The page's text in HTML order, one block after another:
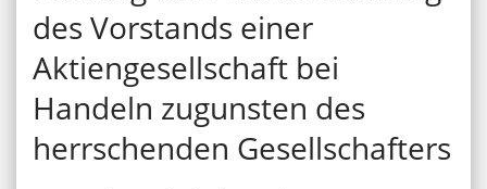
des Vorstands einer
Aktiengesellschaft bei
Handeln zugunsten des
herrschenden Gesellschafters